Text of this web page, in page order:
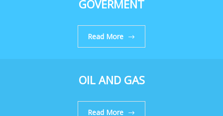
GOVERMENT
Read More
OIL AND GAS
Read More